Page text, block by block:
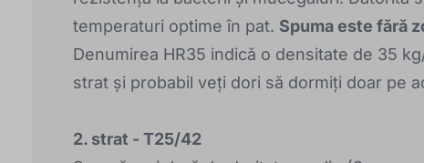
temperaturi optime în pat. Spuma este fără
Denumirea HR35 indică o densitate de 35
strat și probabil veți dori să dormiți doar pe
2. strat - T25/42